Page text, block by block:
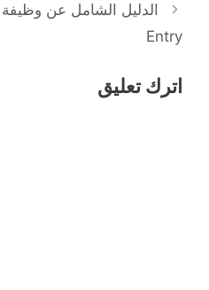
Entry
اترك تعليق